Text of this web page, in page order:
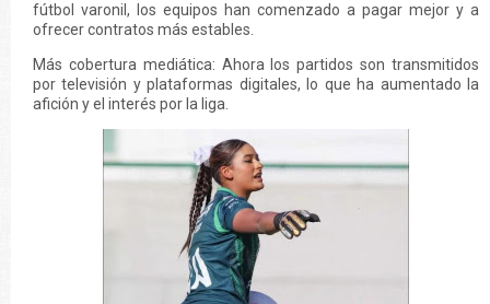
fútbol varonil, los equipos han comenzado a pagar mejor y a
ofrecer contratos más estables.
Más cobertura mediática: Ahora los partidos son transmitidos
por televisión y plataformas digitales, lo que ha aumentado la
afición y el interés por la liga.